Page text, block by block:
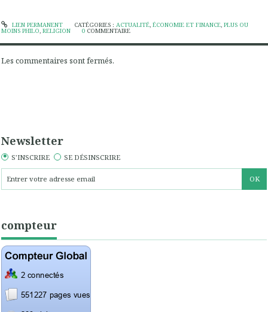
LIEN PERMANENT CATÉGORIES : ACTUALITÉ, ÉCONOMIE ET FINANCE, PLUS OU
MOINS PHILO, RELIGION 0 COMMENTAIRE
Les commentaires sont fermés.
Newsletter
S'INSCRIRE SE DÉSINSCRIRE
compteur